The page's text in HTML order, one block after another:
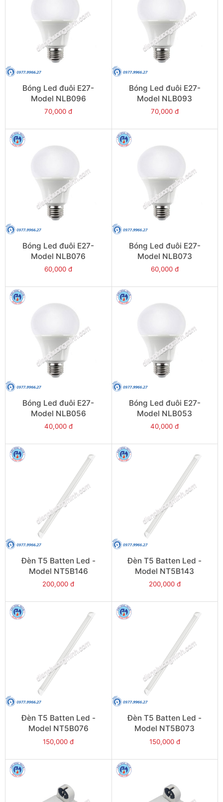
Bóng Led đuôi E27-
Model NLB096
70,000 đ
Bóng Led đuôi E27-
Model NLB093
70,000 đ
Bóng Led đuôi E27-
Model NLB076
60,000 đ
Bóng Led đuôi E27-
Model NLB073
60,000 đ
Bóng Led đuôi E27-
Model NLB056
40,000 đ
Bóng Led đuôi E27-
Model NLB053
40,000 đ
Đèn T5 Batten Led -
Model NT5B146
200,000 đ
Đèn T5 Batten Led -
Model NT5B143
200,000 đ
Đèn T5 Batten Led -
Model NT5B076
150,000 đ
Đèn T5 Batten Led -
Model NT5B073
150,000 đ